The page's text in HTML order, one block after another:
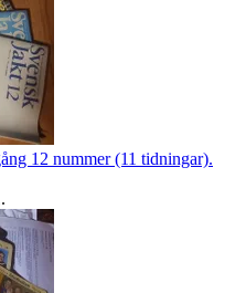
12 nummer (11 tidningar).
.